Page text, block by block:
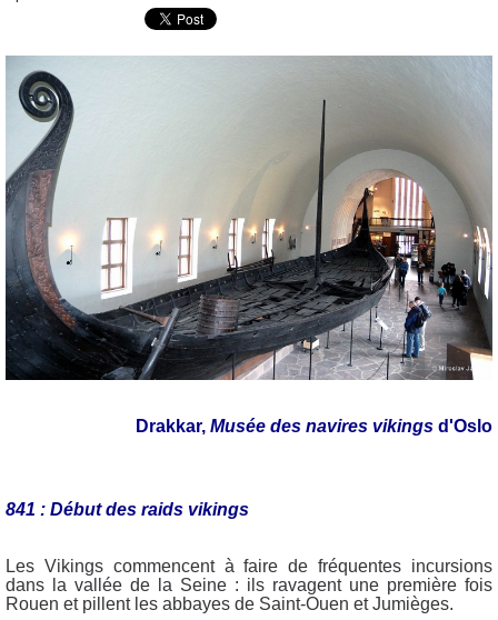
Drakkar, Musée des navires vikings d'Oslo
841 : Début des raids vikings
Les Vikings commencent à faire de fréquentes incursions
dans la vallée de la Seine : ils ravagent une première fois
Rouen et pillent les abbayes de Saint-Ouen et Jumièges.